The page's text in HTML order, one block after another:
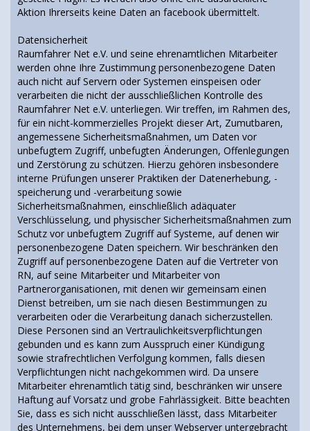
Aktion Ihrerseits keine Daten an facebook übermittelt.
Datensicherheit
Raumfahrer Net e.V. und seine ehrenamtlichen Mitarbeiter
werden ohne Ihre Zustimmung personenbezogene Daten
auch nicht auf Servern oder Systemen einspeisen oder
verarbeiten die nicht der ausschließlichen Kontrolle des
Raumfahrer Net e.V. unterliegen. Wir treffen, im Rahmen des,
für ein nicht-kommerzielles Projekt dieser Art, Zumutbaren,
angemessene Sicherheitsmaßnahmen, um Daten vor
unbefugtem Zugriff, unbefugten Änderungen, Offenlegungen
und Zerstörung zu schützen. Hierzu gehören insbesondere
interne Prüfungen unserer Praktiken der Datenerhebung, -
speicherung und -verarbeitung sowie
Sicherheitsmaßnahmen, einschließlich adäquater
Verschlüsselung, und physischer Sicherheitsmaßnahmen zum
Schutz vor unbefugtem Zugriff auf Systeme, auf denen wir
personenbezogene Daten speichern. Wir beschränken den
Zugriff auf personenbezogene Daten auf die Vertreter von
RN, auf seine Mitarbeiter und Mitarbeiter von
Partnerorganisationen, mit denen wir gemeinsam einen
Dienst betreiben, um sie nach diesen Bestimmungen zu
verarbeiten oder die Verarbeitung danach sicherzustellen.
Diese Personen sind an Vertraulichkeitsverpflichtungen
gebunden und es kann zum Ausspruch einer Kündigung
sowie strafrechtlichen Verfolgung kommen, falls diesen
Verpflichtungen nicht nachgekommen wird. Da unsere
Mitarbeiter ehrenamtlich tätig sind, beschränken wir unsere
Haftung auf Vorsatz und grobe Fahrlässigkeit. Bitte beachten
Sie, dass es sich nicht ausschließen lässt, dass Mitarbeiter
des Unternehmens, bei dem unser Webserver untergebracht